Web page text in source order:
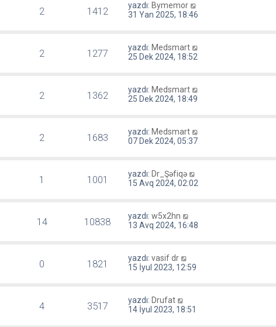
2 1412 yazdı: Bymemor
31 Yan 2025, 18:46
2 1277 yazdı: Medsmart
25 Dek 2024, 18:52
2 1362 yazdı: Medsmart
25 Dek 2024, 18:49
2 1683 yazdı: Medsmart
07 Dek 2024, 05:37
1 1001 yazdı: Dr_Şəfiqə
15 Avq 2024, 02:02
14 10838 yazdı:w5x2hn
13 Avq 2024, 16:48
0 1821 yazdı:vasif dr
15 İyul 2023, 12:59
4 3517 yazdı: Drufat
14 İyul 2023, 18:51